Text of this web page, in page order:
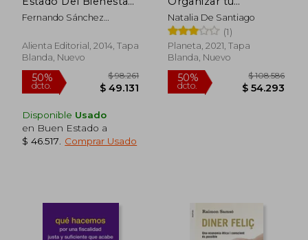
$ 100.983
(COLECCION
ALIENTA)
Fernando Sánchez
Alienta Editorial, 2014, Tapa
Blanda, Nuevo
Disponible Usado
en Buen Estado a
$ 46.517
Comprar Usado
Economia en 11 Pasos
Para Vivir Mejor
Natalia De Santiago
(1)
Planeta, 2021, Tapa
Blanda, Nuevo